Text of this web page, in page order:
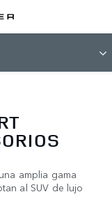
amplia gama
al SUV de lujo